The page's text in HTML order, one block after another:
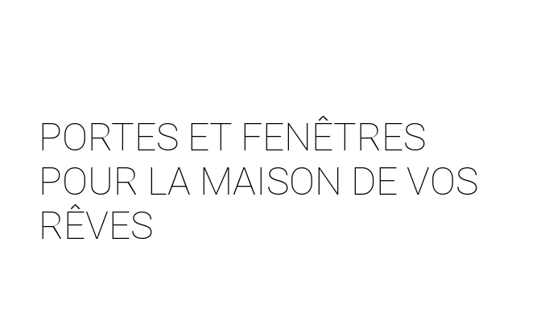
PORTES ET FENÊTRES
POUR LA MAISON DE VOS
RÊVES